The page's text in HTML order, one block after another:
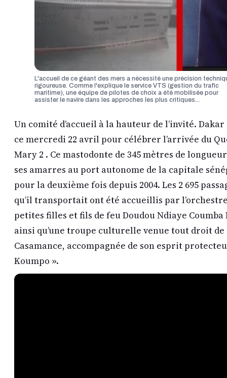
L'accueil de ce géant des mers a nécessité une précision
rigoureuse. Comme l'explique le service VTS (gestion du trafic
maritime), une équipe de pilotes de choix a été mobilisée pour
assister le navire dans les approches les plus critiques...
Un comité d’accueil à la hauteur de l’invité.
ce mercredi 22 avril pour célébrer l’arrivée du
Mary 2 . Ce mastodonte de 345 mètres de
ses amarres au port autonome de la capitale
pour la deuxième fois depuis 2004. Les 2 695
qu’il transportait ont été accueillis par
petites filles et fils de feu Doudou Ndiaye Coumba
ainsi qu’une troupe culturelle venue tout droit de
Casamance, accompagnée de son esprit
Koumpo ».